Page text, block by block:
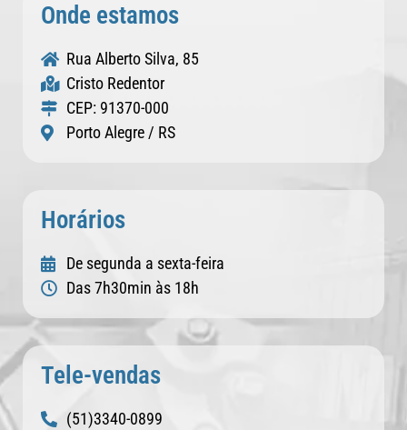
Onde estamos
Rua Alberto Silva, 85
Cristo Redentor
CEP: 91370-000
Porto Alegre / RS
Horários
De segunda a sexta-feira
Das 7h30min às 18h
Tele-vendas
(51)3340-0899